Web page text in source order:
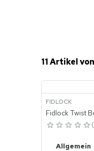
11 Artikel
FIDLOCK
Fidlock Twist
Allgemein